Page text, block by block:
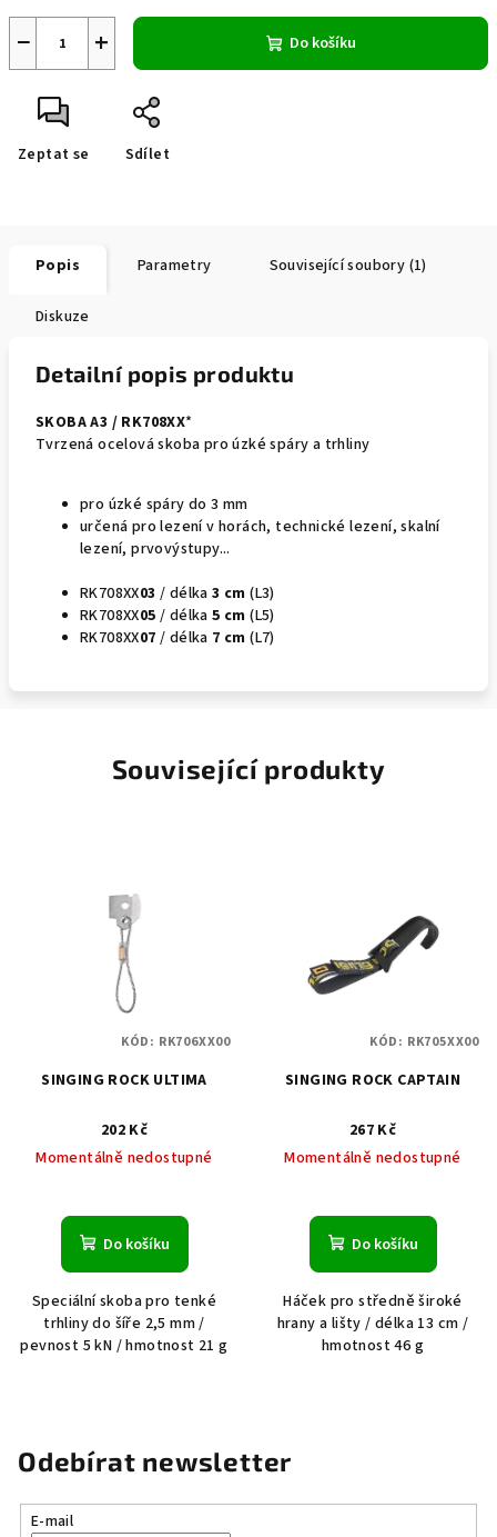
+
− Do košíku
Zeptat se Sdílet
Popis Parametry Související soubory (1)
Diskuze
Detailní popis produktu
SKOBA A3 / RK708XX*
Tvrzená ocelová skoba pro úzké spáry a trhliny
pro úzké spáry do 3 mm
určená pro lezení v horách, technické lezení, skalní
lezení, prvovýstupy...
RK708XX03 / délka3 cm (L3)
RK708XX05 / délka5 cm(L5)
RK708XX07 / délka 7 cm(L7)
Související produkty
SINGING ROCK ULTIMA
202 Kč
Momentálně nedostupné
Do košíku
Speciální skoba pro tenké
trhliny do šíře 2,5 mm /
pevnost 5 kN / hmotnost 21 g
KÓD: RK706XX00
SINGING ROCK CAPTAIN
267 Kč
Momentálně nedostupné
Do košíku
Háček pro středně široké
hrany a lišty / délka 13 cm /
hmotnost 46 g
KÓD: RK705XX00
Odebírat newsletter
E-mail